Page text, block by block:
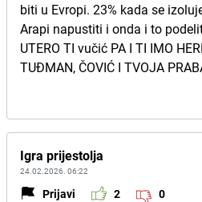
biti u Evropi. 23% kada se
Arapi napustiti i onda i to
UTERO TI vučić PA I TI IMO
TUĐMAN, ČOVIĆ I TVOJA
Igra prijestolja
24.02.2026. 06:22
Prijavi 2 0